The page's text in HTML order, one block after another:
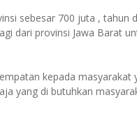
sebesar 700 juta , tahun
dari provinsi Jawa Barat
kepada masyarakat
yang di butuhkan